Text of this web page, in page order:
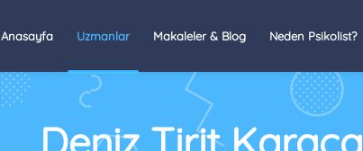
Anasayfa Uzmanlar Makaleler & Blog Neden Psikolist?